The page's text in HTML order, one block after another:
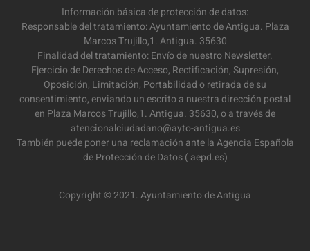
Información básica de protección de datos:
Responsable del tratamiento: Ayuntamiento de Antigua. Plaza
Marcos Trujillo,1. Antigua. 35630
Finalidad del tratamiento: Envío de nuestro Newsletter.
Ejercicio de Derechos de Acceso, Rectificación, Supresión,
Oposición, Limitación, Portabilidad o retirada de su
consentimiento, enviando un escrito a nuestra dirección postal
en Plaza Marcos Trujillo,1. Antigua. 35630, o a través de
atencionalciudadano@ayto-antigua.es
También puede poner una reclamación ante la Agencia Española
de Protección de Datos ( aepd.es)
Copyright © 2021. Ayuntamiento de Antigua